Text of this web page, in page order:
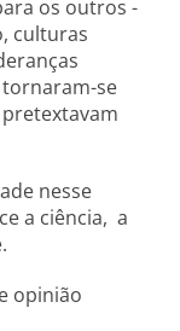
os outros -
culturas
tornaram-se
nesse
a ciência, a
opinião